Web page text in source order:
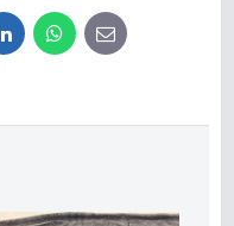
LinkedInWhatsApp
E-
mail